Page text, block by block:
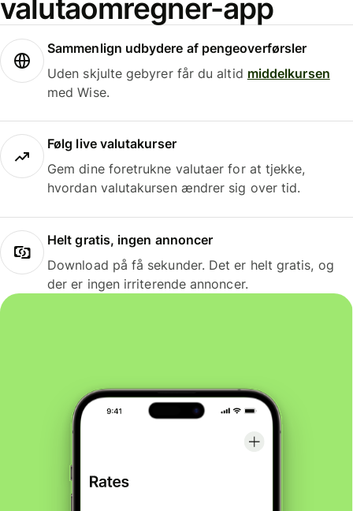
valutaomregner-app
Sammenlign udbydere af pengeoverførsler
Uden skjulte gebyrer får du altid middelkursen
med Wise.
Følg live valutakurser
Gem dine foretrukne valutaer for at tjekke,
hvordan valutakursen ændrer sig over tid.
Helt gratis, ingen annoncer
Download på få sekunder. Det er helt gratis, og
der er ingen irriterende annoncer.